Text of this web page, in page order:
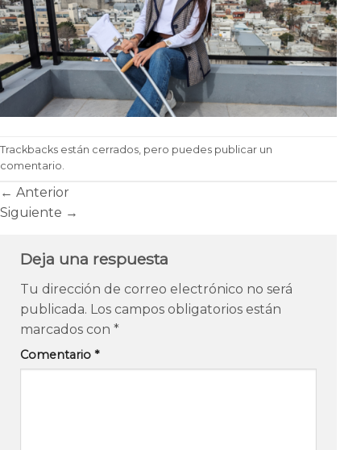
Trackbacks están cerrados, pero puedes publicar un
comentario.
← Anterior
Siguiente →
Deja una respuesta
Tu dirección de correo electrónico no será
publicada. Los campos obligatorios están
marcados con *
Comentario *